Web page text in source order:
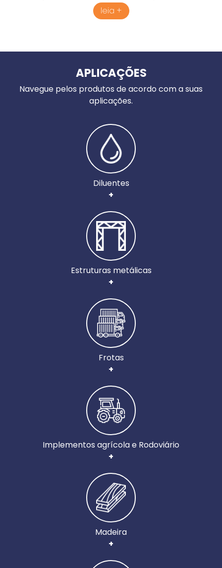
leia +
APLICAÇÕES
Navegue pelos produtos de acordo com a suas
aplicações.
Diluentes
+
Estruturas metálicas
+
Frotas
+
Implementos agrícola e Rodoviário
+
Madeira
+